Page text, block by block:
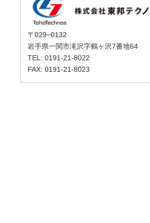
〒029−0132
岩手県一関市滝沢字鶴ヶ沢7番地64
TEL: 0191-21-8022
FAX: 0191-21-8023